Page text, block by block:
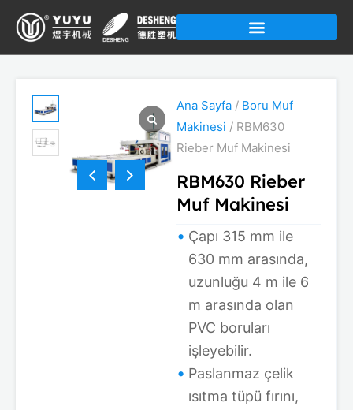
İçeriğe
atla
Ana Sayfa/ Boru Muf
Makinesi / RBM630
Rieber Muf Makinesi
RBM630 Rieber
Muf Makinesi
Çapı 315 mm ile
630 mm arasında,
uzunluğu 4 m ile 6
m arasında olan
PVC boruları
işleyebilir.
Paslanmaz çelik
ısıtma tüpü fırını,